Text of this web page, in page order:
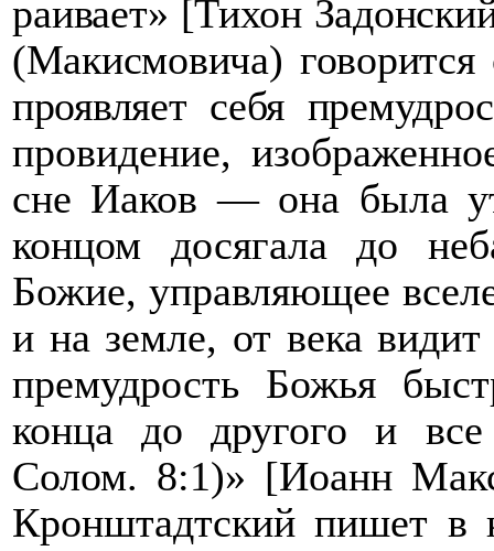
раивает» [Тихон
(Макисмовича)
проявляет себя
провидение,
сне Иаков — она была
концом досягала до
Божие, управляющее
и на земле, от века
премудрость Божья
конца до другого и все
Солом. 8:1)» [Иоанн
Кронштадтский пишет в